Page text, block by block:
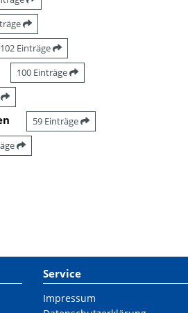
102 Einträge
100 Einträge
59 Einträge
Service
Impressum